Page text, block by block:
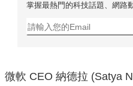
掌握最熱門的科技話題、網路
微軟 CEO 納德拉 (Satya